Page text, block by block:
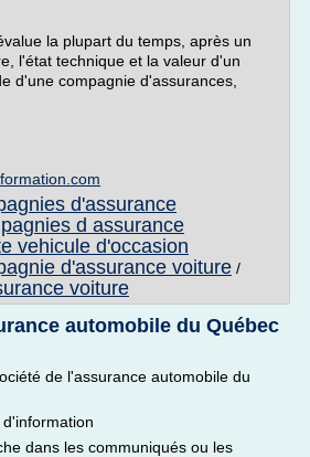
la plupart du temps, après un
l'état technique et la valeur d'un
d'une compagnie d'assurances,
d'assurance
d assurance
vehicule d'occasion
d'assurance voiture /
voiture
automobile du Québec
de l'assurance automobile du
dans les communiqués ou les